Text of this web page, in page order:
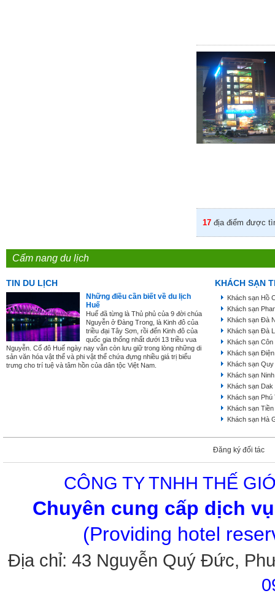
17 địa điểm được
Cẩm nang du lịch
TIN DU LỊCH
Những điều cần biết về du lịch
Huế
Huế đã từng là Thủ phủ của 9 đời chúa
Nguyễn ở Đàng Trong, là Kinh đô của
triều đại Tây Sơn, rồi đến Kinh đô của
quốc gia thống nhất dưới 13 triều vua
Nguyễn. Cố đô Huế ngày nay vẫn còn lưu giữ trong lòng những di
sản văn hóa vật thể và phi vật thể chứa đựng nhiều giá trị biểu
trưng cho trí tuệ và tâm hồn của dân tộc Việt Nam.
KHÁCH SẠN
Khách sạn Hồ
Khách sạn
Khách sạn Đà
Khách sạn Đà
Khách sạn
Khách sạn
Khách sạn
Khách sạn
Khách sạn Dak
Khách sạn Phú
Khách sạn
Khách sạn Hà
Đăng ký đối tác
CÔNG TY TNHH THẾ
Chuyên cung cấp dịch
(Providing hotel
Địa chỉ: 43 Nguyễn Quý Đức,